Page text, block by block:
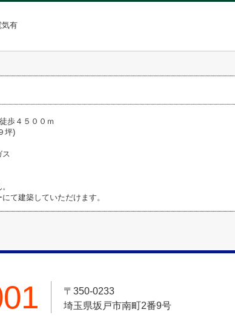
気有
歩４５００ｍ
坪)
ス
て建築していただけます。
〒350-0233
埼玉県坂戸市南町2番9号